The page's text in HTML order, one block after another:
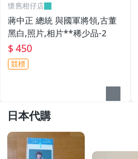
懷舊柑仔店
蔣中正 總統 與國軍將領,古董
黑白,照片,相片**稀少品-2
$ 450
競標
日本代購